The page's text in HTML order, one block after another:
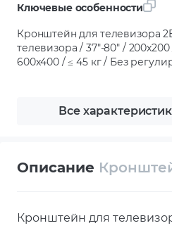
Ключевые особенности
Кронштейн для телевизора
телевизора / 37"-80" /
600x400 / ≤ 45 кг / Без
Все
Описание
Кронштейн для